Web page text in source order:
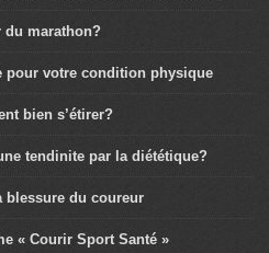
du marathon?
pour votre condition physique
bien s’étirer?
tendinite par la diététique?
blessure du coureur
« Courir Sport Santé »